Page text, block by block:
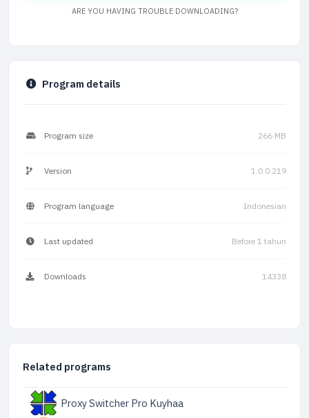
ARE YOU HAVING TROUBLE DOWNLOADING?
Program details
Program size 266 MB
Version 1.0.0.219
Program language Indonesian
Last updated Before 1 tahun
Downloads 14338
Related programs
Proxy Switcher Pro Kuyhaa